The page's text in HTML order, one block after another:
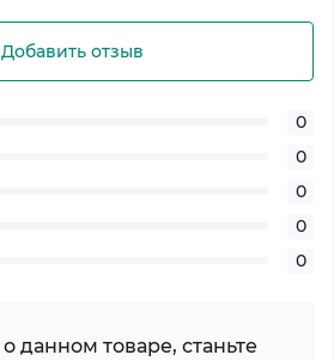
Добавить отзыв
0
0
0
0
0
данном товаре, станьте